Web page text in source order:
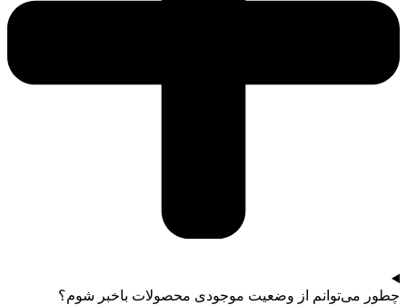
چطور می‌توانم از وضعیت موجودی محصولات باخبر شوم؟